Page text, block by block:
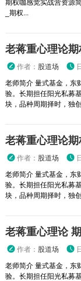
期权咖感觉实战营资源
_期权...
老蒋重心理论
作者： 股道场
老师简介 量式基金，东
验。长期担任阳光私募
块，品种周期择时，独
老蒋重心理论
作者： 股道场
老师简介 量式基金，东
验。长期担任阳光私募
块，品种周期择时，独
老蒋重心理论
作者： 股道场
老师简介 量式基金，东
验。长期担任阳光私募